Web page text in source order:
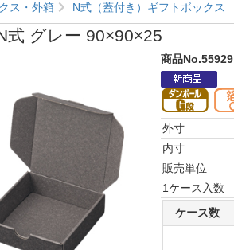
ー
ド
探
ス・外箱 N式（蓋付き）ギフトボックス
式 グレー 90×90×25
商品No.55929
外寸
内寸
販売単位
1ケース入数
ケース数